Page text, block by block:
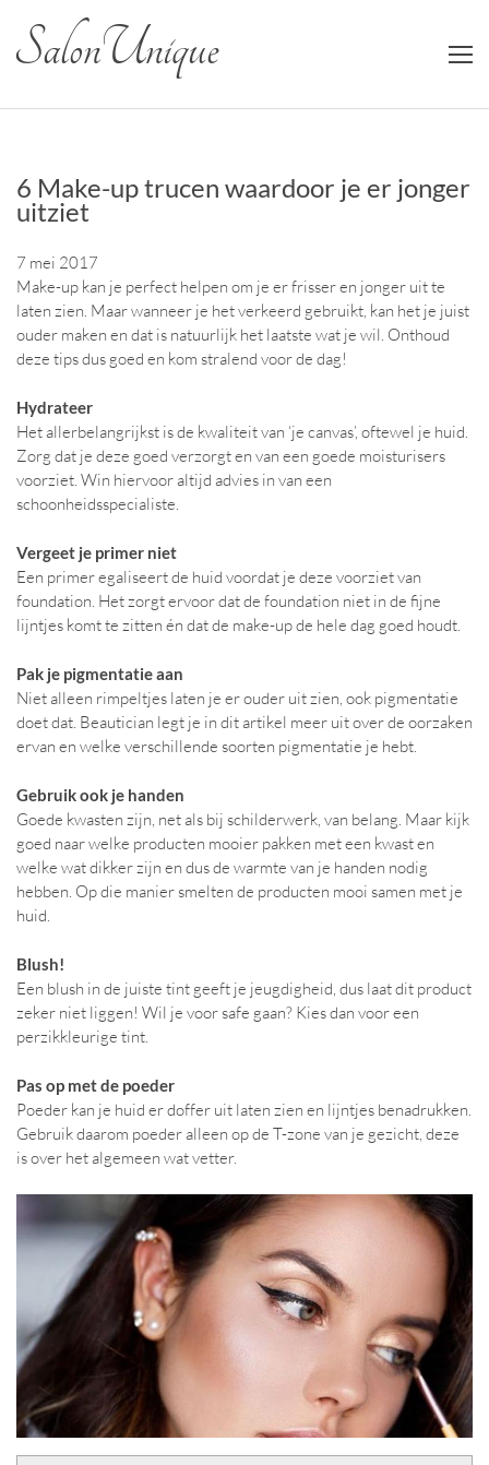
Salon Unique
6 Make-up trucen waardoor je er jonger
uitziet
7 mei 2017
Make-up kan je perfect helpen om je er frisser en jonger uit te
laten zien. Maar wanneer je het verkeerd gebruikt, kan het je juist
ouder maken en dat is natuurlijk het laatste wat je wil. Onthoud
deze tips dus goed en kom stralend voor de dag!
Hydrateer
Het allerbelangrijkst is de kwaliteit van ‘je canvas’, oftewel je huid.
Zorg dat je deze goed verzorgt en van een goede moisturisers
voorziet. Win hiervoor altijd advies in van een
schoonheidsspecialiste.
Vergeet je primer niet
Een primer egaliseert de huid voordat je deze voorziet van
foundation. Het zorgt ervoor dat de foundation niet in de fijne
lijntjes komt te zitten én dat de make-up de hele dag goed houdt.
Pak je pigmentatie aan
Niet alleen rimpeltjes laten je er ouder uit zien, ook pigmentatie
doet dat. Beautician legt je in dit artikel meer uit over de oorzaken
ervan en welke verschillende soorten pigmentatie je hebt.
Gebruik ook je handen
Goede kwasten zijn, net als bij schilderwerk, van belang. Maar kijk
goed naar welke producten mooier pakken met een kwast en
welke wat dikker zijn en dus de warmte van je handen nodig
hebben. Op die manier smelten de producten mooi samen met je
huid.
Blush!
Een blush in de juiste tint geeft je jeugdigheid, dus laat dit product
zeker niet liggen! Wil je voor safe gaan? Kies dan voor een
perzikkleurige tint.
Pas op met de poeder
Poeder kan je huid er doffer uit laten zien en lijntjes benadrukken.
Gebruik daarom poeder alleen op de T-zone van je gezicht, deze
is over het algemeen wat vetter.